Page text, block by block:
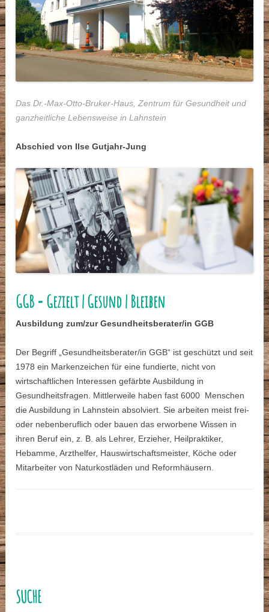
Das Dr.-Max-Otto-Bruker-Haus, Zentrum für Gesundheit und
ganzheitliche Lebensweise in Lahnstein
Abschied von Ilse Gutjahr-Jung
GGB = Gezielt | Gesund | Bleiben
Ausbildung zum/zur Gesundheitsberater/in GGB
Der Begriff „Gesundheitsberater/in GGB“ ist geschützt und seit
1978 ein Markenzeichen für eine fundierte, nicht von
wirtschaftlichen Interessen gefärbte Ausbildung in
Gesundheitsfragen. Mittlerweile haben fast 6000 Menschen
die Ausbildung in Lahnstein absolviert. Sie arbeiten meist frei-
oder nebenberuflich oder bauen das erworbene Wissen in
ihren Beruf ein, z. B. als Lehrer, Erzieher, Heilpraktiker,
Hebamme, Arzthelfer, Hauswirtschaftsmeister, Köche oder
Mitarbeiter von Naturkostläden und Reformhäusern.
SUCHE